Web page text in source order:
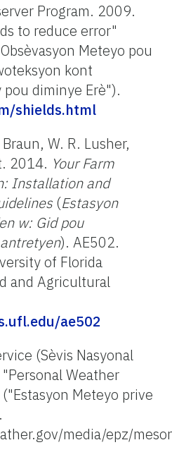
Program. 2009.
to reduce error"
Meteyo pou
kont
pou diminye Erè").
shields.html
W. R. Lusher,
2014. Your Farm
Installation and
(Estasyon
w: Gid pou
). AE502.
of Florida
and Agricultural
ae502
(Sèvis Nasyonal
Weather
Meteyo prive
media/epz/